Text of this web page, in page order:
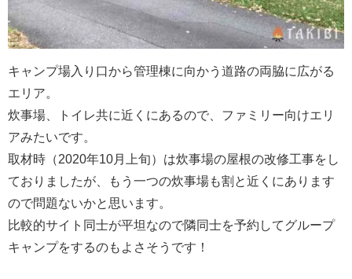
キャンプ場入り口から管理棟に向かう道路の両脇に広がる
エリア。
炊事場、トイレ共に近くにあるので、ファミリー向けエリ
アみたいです。
取材時（2020年10月上旬）は炊事場の屋根の改修工事をし
ておりましたが、もう一つの炊事場も割と近くにあります
ので問題ないかと思います。
比較的サイト同士が平坦なので隣同士を予約してグループ
キャンプをするのもよさそうです！